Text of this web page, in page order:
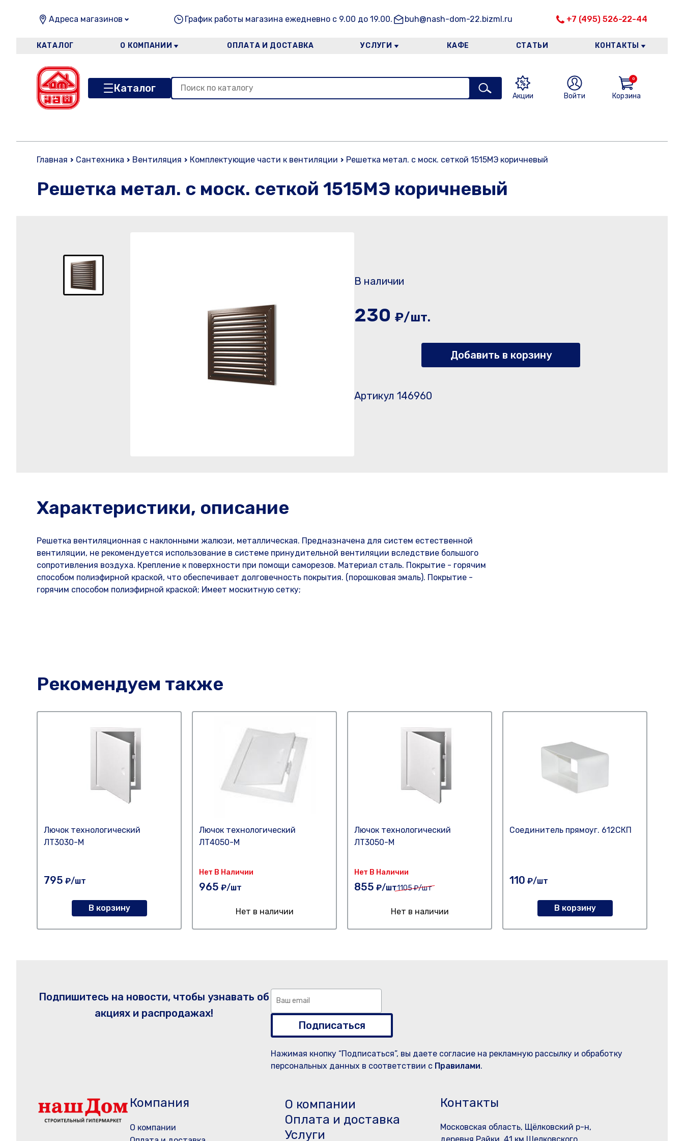
Адреса магазинов График работы магазина ежедневно с 9.00 до 19.00. buh@nash-dom-22.bizml.ru +7 (495) 526-22-44
КАТАЛОГ О КОМПАНИИ ОПЛАТА И ДОСТАВКА УСЛУГИ КАФЕ СТАТЬИ КОНТАКТЫ
Каталог
Акции Войти Корзина
0
Главная Сантехника Вентиляция Комплектующие части к вентиляции Решетка метал. с моск. сеткой 1515МЭ коричневый
Решетка метал. с моск. сеткой 1515МЭ коричневый
В наличии
230 ₽/шт.
Добавить в корзину
Артикул 146960
Характеристики, описание
Решетка вентиляционная с наклонными жалюзи, металлическая. Предназначена для систем естественной
вентиляции, не рекомендуется использование в системе принудительной вентиляции вследствие большого
сопротивления воздуха. Крепление к поверхности при помощи саморезов. Материал сталь. Покрытие - горячим
способом полиэфирной краской, что обеспечивает долговечность покрытия. (порошковая эмаль). Покрытие -
горячим способом полиэфирной краской; Имеет москитную сетку;
Рекомендуем также
Лючок технологический
ЛТ3030-М
795 ₽/шт
В корзину
Лючок технологический
ЛТ4050-М
Нет В Наличии
965 ₽/шт
Нет в наличии
Лючок технологический
ЛТ3050-М
Нет В Наличии
855 ₽/шт1105₽/шт
Нет в наличии
Соединитель прямоуг. 612СКП
110 ₽/шт
В корзину
Подпишитесь на новости, чтобы узнавать об
акциях и распродажах!
Подписаться
Нажимая кнопку “Подписаться”, вы даете согласие на рекламную рассылку и обработку
персональных данных в соответствии с Правилами.
Компания
О компании
О компании
Оплата и доставка
Услуги
Контакты
Московская область, Щёлковский р-н,